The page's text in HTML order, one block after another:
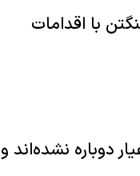
با اقدامات
دوباره نشده‌اند و